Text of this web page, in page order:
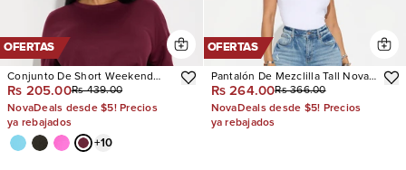
OFERTAS
Conjunto De Short Weekend
Vibes
Rs 205.00Rs 439.00
NovaDeals desde $5! Precios
ya rebajados
+10
OFERTAS
Pantalón De Mezclilla Tall Nova
90's Baby Basic Stretch Wide
Leg
Rs 264.00Rs 366.00
NovaDeals desde $5! Precios
ya rebajados